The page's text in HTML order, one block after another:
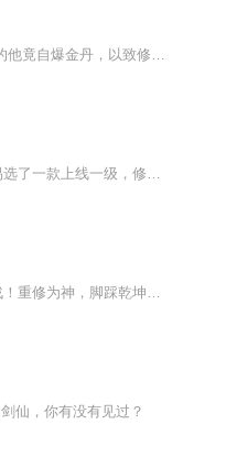
书籍简介： 别人修炼，既要修身又要修心，林逸飞偶得神诀，却是不必修心，怎奈不懂修炼的他竟自爆金丹，以致修炼出错！然而，机缘巧合下，却让他修成了逆天法诀，从此天道漫漫，虽千万人吾往矣！仇人很强大？笑话，我弹指可灭！炼丹炼器很难？胡说，那不就是吃饭喝水么！敢动我的女人，那就让你形神俱灭！凭借着变异的苍穹诀和苍穹剑，林逸飞就敢傲笑苍穹！
【内容简介】打怪升级涨真元，轻松修炼绝版仙；五行天劫如浮云，狂剑纵横为红颜！刘天易选了一款上线一级，修真送到大乘的修仙游戏，刚刚创建角色，却是意外穿越到了一个奇异的修仙世界，并且拥有了游戏中角色的一些属性与技能，成为了一名一级的绝版大乘...
【内容简介】功高盖主，凌云因为这可笑的四个字陨落。重生未死，凌云这一世要为自己而战！重修为神，脚踩乾坤，看凌云战神如何傲世凌云！【作者/主播】作者：苦酒，网络小说作家。主播：华风五【购买须知】1、本作品为付费有声书，前100集为免费试听，购买...
仙，你有没有见过？